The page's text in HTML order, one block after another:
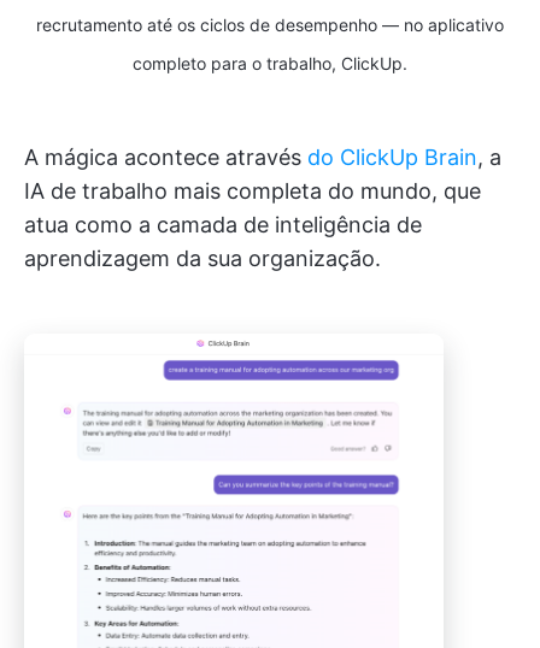
recrutamento até os ciclos de desempenho — no aplicativo
completo para o trabalho, ClickUp.
A mágica acontece através do ClickUp Brain, a
IA de trabalho mais completa do mundo, que
atua como a camada de inteligência de
aprendizagem da sua organização.